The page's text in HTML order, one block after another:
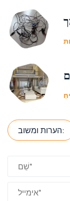
הערות ומשוב: